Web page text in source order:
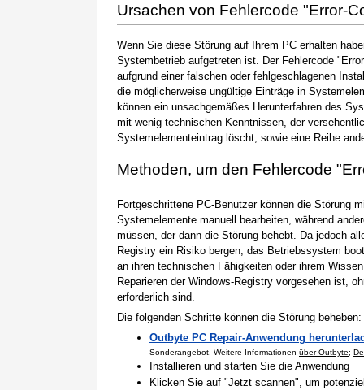
Ursachen von Fehlercode "Error-
Wenn Sie diese Störung auf Ihrem PC erhalten
Systembetrieb aufgetreten ist. Der Fehlercode
aufgrund einer falschen oder fehlgeschlagenen
die möglicherweise ungültige Einträge in
können ein unsachgemäßes Herunterfahren des
mit wenig technischen Kenntnissen, der
Systemelementeintrag löscht, sowie eine Reihe
Methoden, um den Fehlercode
Fortgeschrittene PC-Benutzer können die Störung
Systemelemente manuell bearbeiten, während
müssen, der dann die Störung behebt. Da jedoch
Registry ein Risiko bergen, das Betriebssystem
an ihren technischen Fähigkeiten oder ihrem
Reparieren der Windows-Registry vorgesehen ist,
erforderlich sind.
Die folgenden Schritte können die Störung beheben:
Outbyte PC Repair-Anwendung
Sonderangebot. Weitere Informationen über Outbyte;
Installieren und starten Sie die Anwendung
Klicken Sie auf "Jetzt scannen", um